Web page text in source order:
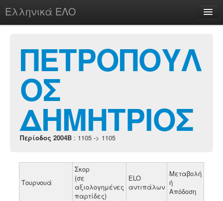
Ελληνικά ΕΛΟ
chesstu.be @ discord
Login
ΠΕΤΡΟΠΟΥΛ
ΟΣ
ΔΗΜΗΤΡΙΟΣ
Περίοδος 2004B : 1105 -> 1105
Τουρνουά
Σκορ
(σε
αξιολογημένες
παρτίδες)
ELO
αντιπάλων
Μεταβολή
ή
Απόδοση